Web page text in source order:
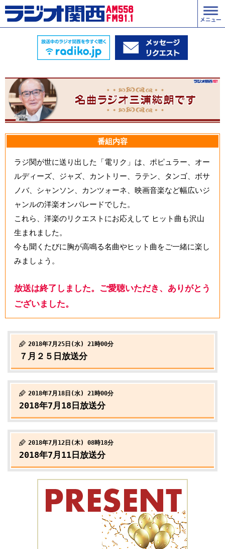
番組内容
ラジ関が世に送り出した「電リク」は、ポピュラー、オー
ルディーズ、ジャズ、カントリー、ラテン、タンゴ、ボサ
ノバ、シャンソン、カンツォーネ、映画音楽など幅広いジ
ャンルの洋楽オンパレードでした。
これら、洋楽のリクエストにお応えして ヒット曲も沢山
生まれました。
今も聞くたびに胸が高鳴る名曲やヒット曲をご一緒に楽し
みましょう。
放送は終了しました。ご愛聴いただき、ありがとう
ございました。
2018年7月25日(水) 21時00分
７月２５日放送分
2018年7月18日(水) 21時00分
2018年7月18日放送分
2018年7月12日(木) 08時18分
2018年7月11日放送分